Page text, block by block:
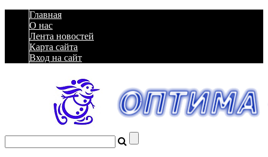
Главная
О нас
Лента новостей
Карта сайта
Вход на сайт